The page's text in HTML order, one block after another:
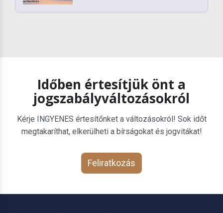
Időben értesítjük önt a
jogszabályváltozásokról
Kérje INGYENES értesítőnket a változásokról! Sok időt
megtakaríthat, elkerülheti a bírságokat és jogvitákat!
Feliratkozás